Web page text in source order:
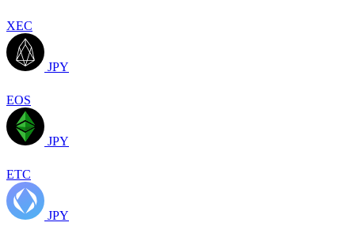
XEC
JPY
EOS
JPY
ETC
JPY